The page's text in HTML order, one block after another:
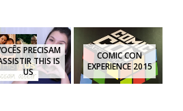
PRECISAM
THIS IS
US
COMIC CON
EXPERIENCE 2015